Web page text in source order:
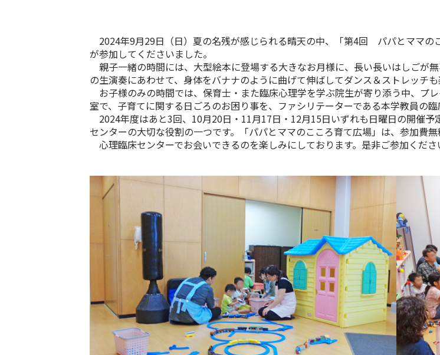
2024年9月29日（日）夏の名残が感じられる晴天の中、「第4回 パパとママの
が参加してくださいました。
親子一緒の時間には、大型絵本に登場する大きなお月様に、長い長いはしごが
の生演奏にあわせて、身体をバナナのように曲げて伸ばしてダンス＆ストレッチも
お子様のみの時間では、保育士・また臨床心理学を学ぶ院生が寄り添う中、プ
室で、子育てに関する日ごろのお困り事を、ファシリテーターである本学教員の
2024年度はあと3回、 10月20日・ 11月17日・ 12月15日いずれも日曜日の開催
センターの大切な役割の一つです。「パパとママのこころ育て広場」は、参加費無
心理臨床センターでお会いできるのを楽しみにしております。是非ご参加くださ